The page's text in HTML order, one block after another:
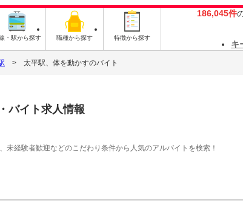
・駅から探す 職種から探す 特徴から探す
186,045件
キ
太平駅、体を動かすのバイト
バイト求人情報
経験者歓迎などのこだわり条件から人気のアルバイトを検索！